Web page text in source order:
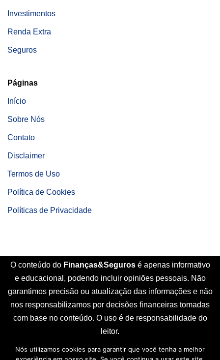
Investimentos
Renda Extra
Seguros
Páginas
Início
Sobre Nós
Contato
Disclaimer
Termos de Uso
Política de Cookies
Políticas de Privacidade
O conteúdo do Finanças&Seguros é apenas informativo
e educacional, podendo incluir opiniões pessoais. Não
garantimos precisão ou atualização das informações e não
nos responsabilizamos por decisões financeiras tomadas
com base no conteúdo. O uso é de responsabilidade do
leitor.
Início Sobre Nós Contato
Disclaimer
Nós utilizamos cookies para garantir que você tenha a melhor